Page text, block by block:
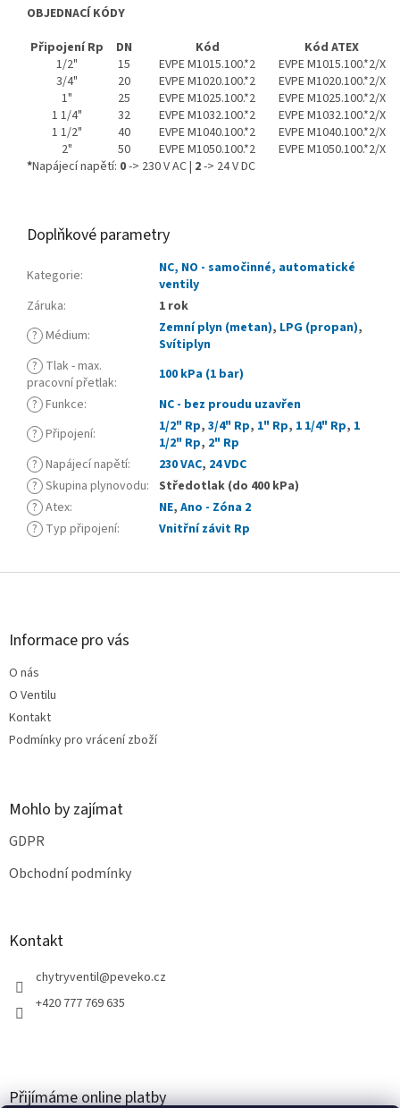
OBJEDNACÍ KÓDY
Připojení Rp
DN Kód
Kód ATEX
1/2"
15 EVPE M1015.100.*2
EVPE M1015.100.*2/X
3/4"
20 EVPE M1020.100.*2
EVPE M1020.100.*2/X
1"
25 EVPE M1025.100.*2
EVPE M1025.100.*2/X
1 1/4"
32 EVPE M1032.100.*2
EVPE M1032.100.*2/X
1 1/2"
40 EVPE M1040.100.*2
EVPE M1040.100.*2/X
2"
50 EVPE M1050.100.*2
EVPE M1050.100.*2/X
*Napájecí napětí: 0-> 230 V AC | 2-> 24 V DC
Doplňkové parametry
Kategorie:
NC, NO - samočinné, automatické
ventily
Záruka:
1 rok
? Médium: Zemní plyn (metan), LPG (propan),
Svítiplyn
? Tlak - max.
pracovní přetlak:
100 kPa (1 bar)
? Funkce:
NC - bez proudu uzavřen
? Připojení: 1/2" Rp, 3/4" Rp, 1" Rp, 1 1/4" Rp, 1
1/2" Rp, 2" Rp
? Napájecí napětí: 230 VAC, 24 VDC
? Skupina plynovodu: Středotlak (do 400 kPa)
? Atex: NE, Ano - Zóna 2
? Typ připojení: Vnitřní závit Rp
Z
Informace pro vás
O nás
O Ventilu
Kontakt
Podmínky pro vrácení zboží
Mohlo by zajímat
GDPR
Obchodní podmínky
Kontakt
chytryventil@peveko.cz
+420 777 769 635
Přijímáme online platby